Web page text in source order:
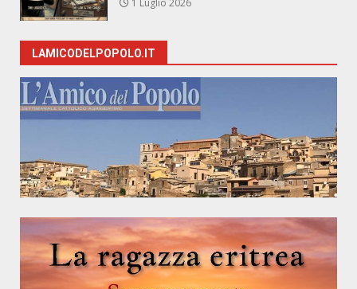
1 Luglio 2026
LAMICODELPOPOLO.IT